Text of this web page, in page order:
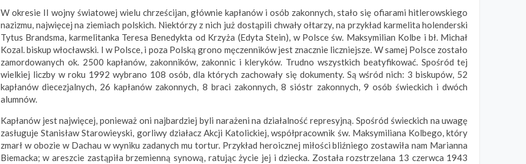
W okresie II wojny światowej wielu chrześcijan, głównie kapłanów i osób zakonnych, stało się ofiarami hitlerowskiego
nazizmu, najwięcej na ziemiach polskich. Niektórzy z nich już dostąpili chwały ołtarzy, na przykład karmelita holenderski
Tytus Brandsma, karmelitanka Teresa Benedykta od Krzyża (Edyta Stein), w Polsce św. Maksymilian Kolbe i bł. Michał
Kozal. biskup włocławski. I w Polsce, i poza Polską grono męczenników jest znacznie liczniejsze. W samej Polsce zostało
zamordowanych ok. 2500 kapłanów, zakonników, zakonnic i kleryków. Trudno wszystkich beatyfikować. Spośród tej
wielkiej liczby w roku 1992 wybrano 108 osób, dla których zachowały się dokumenty. Są wśród nich: 3 biskupów, 52
kapłanów diecezjalnych, 26 kapłanów zakonnych, 8 braci zakonnych, 8 sióstr zakonnych, 9 osób świeckich i dwóch
alumnów.
Kapłanów jest najwięcej, ponieważ oni najbardziej byli narażeni na działalność represyjną. Spośród świeckich na uwagę
zasługuje Stanisław Starowieyski, gorliwy działacz Akcji Katolickiej, współpracownik św. Maksymiliana Kolbego, który
zmarł w obozie w Dachau w wyniku zadanych mu tortur. Przykład heroicznej miłości bliźniego zostawiła nam Marianna
Biemacka; w areszcie zastąpiła brzemienną synową, ratując życie jej i dziecka. Została rozstrzelana 13 czerwca 1943